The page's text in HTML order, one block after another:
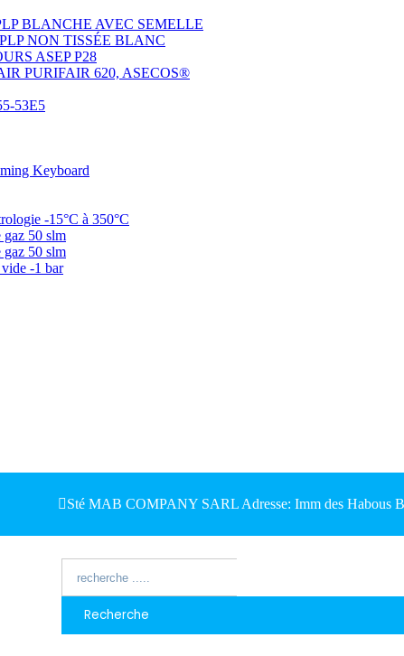
BLANCHE AVEC SEMELLE
NON TISSÉE BLANC
ASEP P28
PURIFAIR 620, ASECOS®
53E5
Keyboard
-15°C à 350°C
gaz 50 slm
gaz 50 slm
-1 bar
Sté MAB COMPANY SARL Adresse: Imm des Habous
Recherche